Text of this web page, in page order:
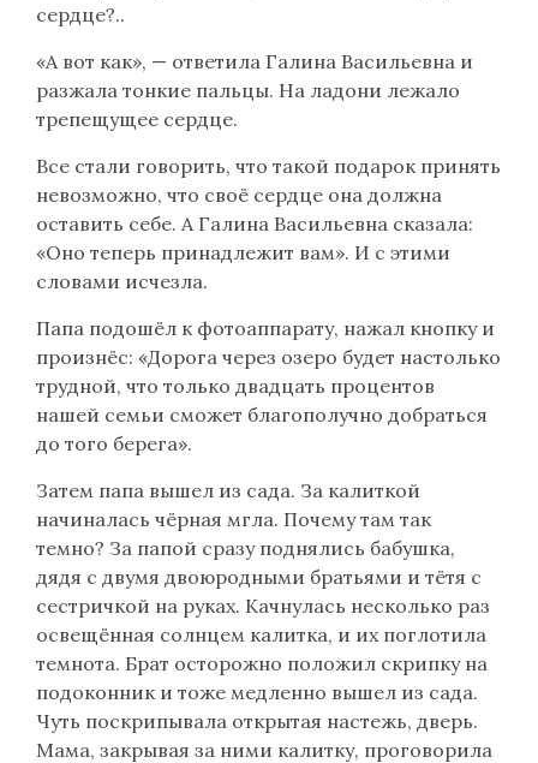
сердце?..
«А вот как», — ответила Галина Васильевна и
разжала тонкие пальцы. На ладони лежало
трепещущее сердце.
Все стали говорить, что такой подарок принять
невозможно, что своё сердце она должна
оставить себе. А Галина Васильевна сказала:
«Оно теперь принадлежит вам». И с этими
словами исчезла.
Папа подошёл к фотоаппарату, нажал кнопку и
произнёс: «Дорога через озеро будет настолько
трудной, что только двадцать процентов
нашей семьи сможет благополучно добраться
до того берега».
Затем папа вышел из сада. За калиткой
начиналась чёрная мгла. Почему там так
темно? За папой сразу поднялись бабушка,
дядя с двумя двоюродными братьями и тётя с
сестричкой на руках. Качнулась несколько раз
освещённая солнцем калитка, и их поглотила
темнота. Брат осторожно положил скрипку на
подоконник и тоже медленно вышел из сада.
Чуть поскрипывала открытая настежь, дверь.
Мама, закрывая за ними калитку, проговорила